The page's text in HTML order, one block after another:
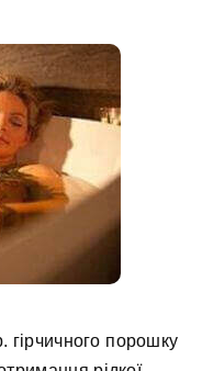
гірчичного порошку